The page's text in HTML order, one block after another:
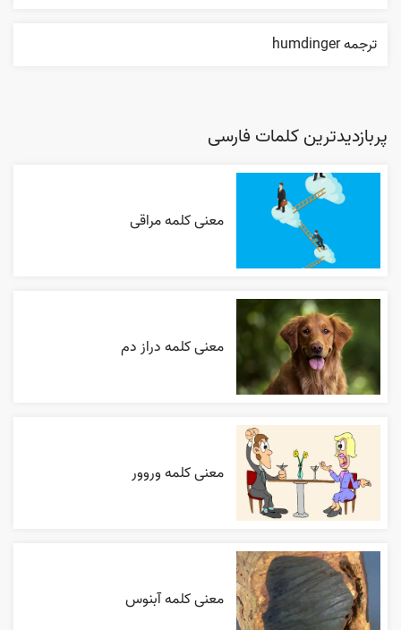
ترجمه humdinger
پربازدیدترین کلمات فارسی
معنی کلمه مراقی
معنی کلمه دراز دم
معنی کلمه وروور
معنی کلمه آبنوس